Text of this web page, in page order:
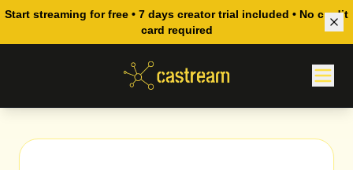
Start streaming for free • 7 days creator trial included • No credit
card required